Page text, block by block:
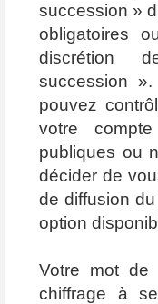
succession »
obligatoires
discrétion
succession
pouvez
votre
publiques ou
décider de
de diffusion
option
Votre mot de
chiffrage à